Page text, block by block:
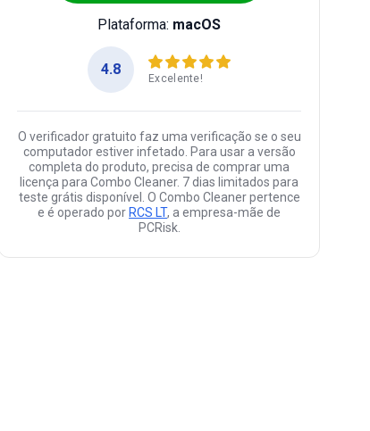
Plataforma: macOS
4.8
Excelente!
O verificador gratuito faz uma verificação se o seu
computador estiver infetado. Para usar a versão
completa do produto, precisa de comprar uma
licença para Combo Cleaner. 7 dias limitados para
teste grátis disponível. O Combo Cleaner pertence
e é operado por RCS LT, a empresa-mãe de
PCRisk.